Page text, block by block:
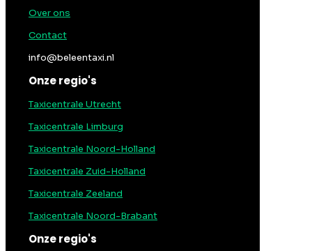
Over ons
Contact
info@beleentaxi.nl
Onze regio's
Taxicentrale Utrecht
Taxicentrale Limburg
Taxicentrale Noord-Holland
Taxicentrale Zuid-Holland
Taxicentrale Zeeland
Taxicentrale Noord-Brabant
Onze regio's